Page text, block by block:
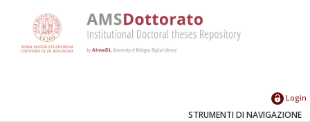
Login
STRUMENTI DI NAVIGAZIONE